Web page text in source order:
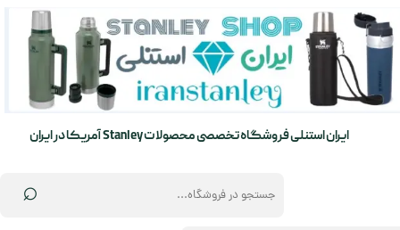
⌕
ایران استنلی فروشگاه تخصصی محصولات Stanley آمریکا در ایران
حساب کاربری من
تغییر گذر واژه